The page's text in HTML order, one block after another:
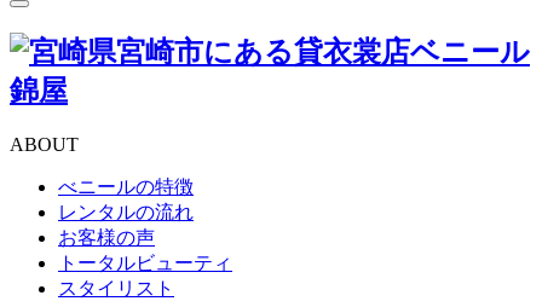
toggle
navigation
ABOUT
べニールの特徴
レンタルの流れ
お客様の声
トータルビューティ
スタイリスト